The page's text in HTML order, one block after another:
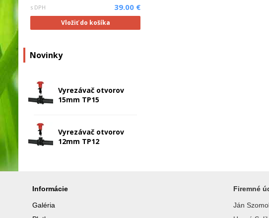
s DPH 39.00 €
Vložiť do košíka
Novinky
Vyrezávač otvorov
15mm TP15
Vyrezávač otvorov
12mm TP12
Informácie
Galéria
Firemné
Ján